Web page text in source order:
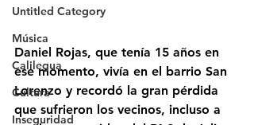
Untitled Category
Música
Calilegua
Cultura
Inseguridad
Daniel Rojas, que tenía 15 años en
ese momento, vivía en el barrio San
Lorenzo y recordó la gran pérdida
que sufrieron los vecinos, incluso a